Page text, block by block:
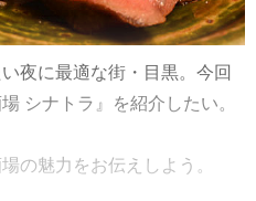
夜に最適な街・目黒。今回
シナトラ』を紹介したい。
の魅力をお伝えしよう。